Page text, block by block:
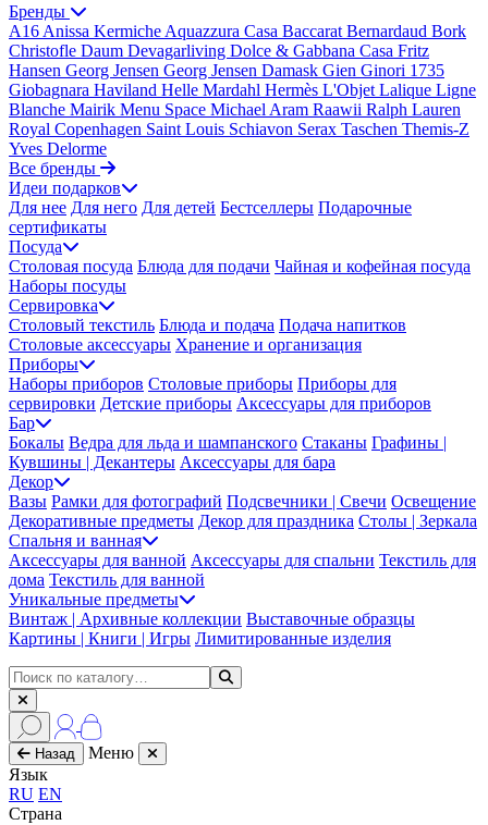
Бренды
A16 Anissa Kermiche Aquazzura Casa Baccarat Bernardaud Bork
Christofle Daum Devagarliving Dolce & Gabbana Casa Fritz
Hansen Georg Jensen Georg Jensen Damask Gien Ginori 1735
Giobagnara Haviland Helle Mardahl Hermès L'Objet Lalique Ligne
Blanche Mairik Menu Space Michael Aram Raawii Ralph Lauren
Royal Copenhagen Saint Louis Schiavon Serax Taschen Themis-Z
Yves Delorme
Все бренды
Идеи подарков
Для нее Для него Для детей Бестселлеры Подарочные
сертификаты
Посуда
Столовая посуда Блюда для подачи Чайная и кофейная посуда
Наборы посуды
Сервировка
Столовый текстиль Блюда и подача Подача напитков
Столовые аксессуары Хранение и организация
Приборы
Наборы приборов Столовые приборы Приборы для
сервировки Детские приборы Аксессуары для приборов
Бар
Бокалы Ведра для льда и шампанского Стаканы Графины |
Кувшины | Декантеры Аксессуары для бара
Декор
Вазы Рамки для фотографий Подсвечники | Свечи Освещение
Декоративные предметы Декор для праздника Столы | Зеркала
Спальня и ванная
Аксессуары для ванной Аксессуары для спальни Текстиль для
дома Текстиль для ванной
Уникальные предметы
Винтаж | Архивные коллекции Выставочные образцы
Картины | Книги | Игры Лимитированные изделия
Назад
Меню
Язык
RU EN
Страна